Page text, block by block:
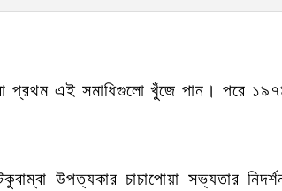
এই সমাধিগুলো খুঁজে পান। পরে ১৯৭৯
উপত্যকার চাচাপোয়া সভ্যতার